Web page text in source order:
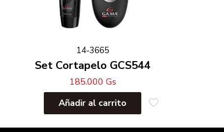
14-3665
Set Cortapelo GCS544
185.000Gs
Añadir al carrito